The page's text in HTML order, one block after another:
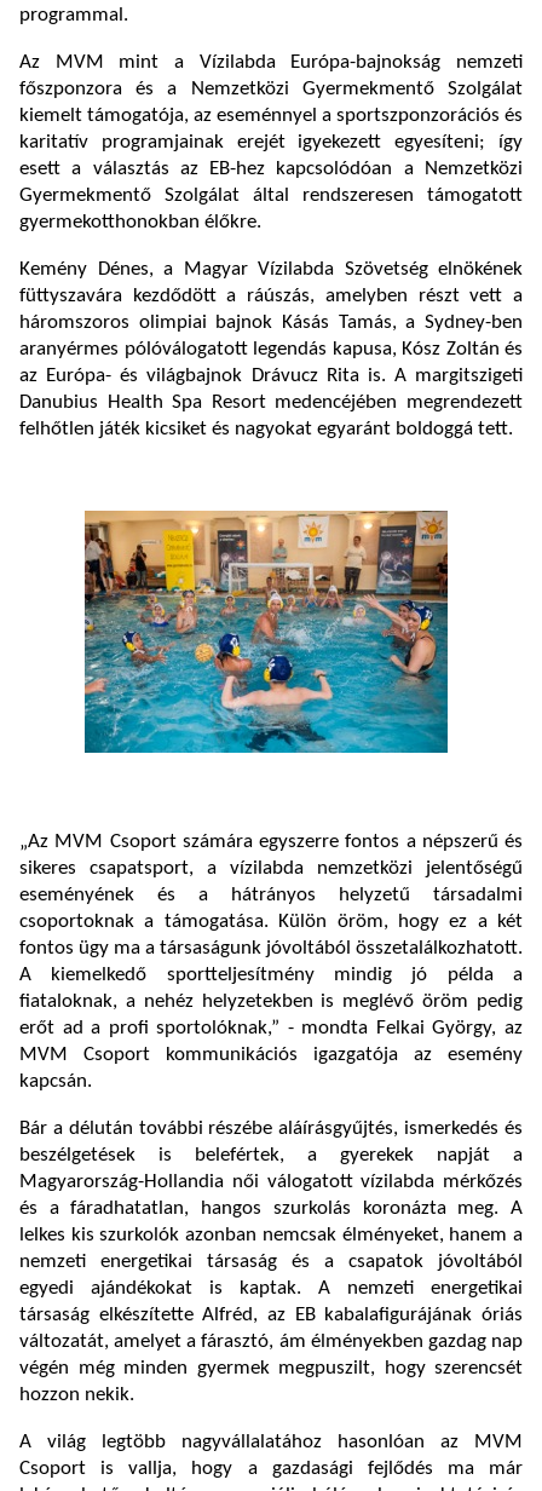
programmal.
Az MVM mint a Vízilabda Európa-bajnokság nemzeti
főszponzora és a Nemzetközi Gyermekmentő Szolgálat
kiemelt támogatója, az eseménnyel a sportszponzorációs és
karitatív programjainak erejét igyekezett egyesíteni; így
esett a választás az EB-hez kapcsolódóan a Nemzetközi
Gyermekmentő Szolgálat által rendszeresen támogatott
gyermekotthonokban élőkre.
Kemény Dénes, a Magyar Vízilabda Szövetség elnökének
füttyszavára kezdődött a ráúszás, amelyben részt vett a
háromszoros olimpiai bajnok Kásás Tamás, a Sydney-ben
aranyérmes pólóválogatott legendás kapusa, Kósz Zoltán és
az Európa- és világbajnok Drávucz Rita is. A margitszigeti
Danubius Health Spa Resort medencéjében megrendezett
felhőtlen játék kicsiket és nagyokat egyaránt boldoggá tett.
„Az MVM Csoport számára egyszerre fontos a népszerű és
sikeres csapatsport, a vízilabda nemzetközi jelentőségű
eseményének és a hátrányos helyzetű társadalmi
csoportoknak a támogatása. Külön öröm, hogy ez a két
fontos ügy ma a társaságunk jóvoltából összetalálkozhatott.
A kiemelkedő sportteljesítmény mindig jó példa a
fiataloknak, a nehéz helyzetekben is meglévő öröm pedig
erőt ad a profi sportolóknak,” - mondta Felkai György, az
MVM Csoport kommunikációs igazgatója az esemény
kapcsán.
Bár a délután további részébe aláírásgyűjtés, ismerkedés és
beszélgetések is belefértek, a gyerekek napját a
Magyarország-Hollandia női válogatott vízilabda mérkőzés
és a fáradhatatlan, hangos szurkolás koronázta meg. A
lelkes kis szurkolók azonban nemcsak élményeket, hanem a
nemzeti energetikai társaság és a csapatok jóvoltából
egyedi ajándékokat is kaptak. A nemzeti energetikai
társaság elkészítette Alfréd, az EB kabalafigurájának óriás
változatát, amelyet a fárasztó, ám élményekben gazdag nap
végén még minden gyermek megpuszilt, hogy szerencsét
hozzon nekik.
A világ legtöbb nagyvállalatához hasonlóan az MVM
Csoport is vallja, hogy a gazdasági fejlődés ma már